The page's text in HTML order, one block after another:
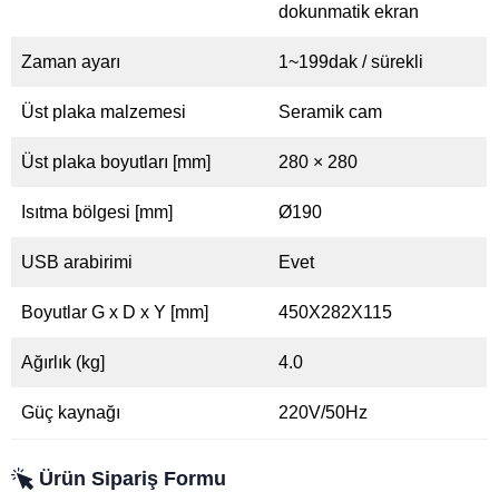
dokunmatik ekran
Zaman ayarı 1~199dak / sürekli
Üst plaka malzemesi Seramik cam
Üst plaka boyutları [mm] 280 × 280
Isıtma bölgesi [mm] Ø190
USB arabirimi Evet
Boyutlar G x D x Y [mm] 450X282X115
Ağırlık (kg] 4.0
Güç kaynağı 220V/50Hz
Ürün Sipariş Formu